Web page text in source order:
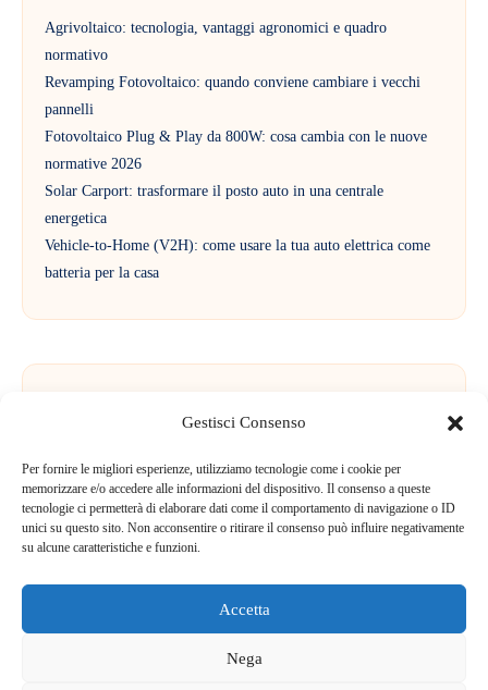
Gestisci Consenso
Per fornire le migliori esperienze, utilizziamo tecnologie come i cookie per
memorizzare e/o accedere alle informazioni del dispositivo. Il consenso a queste
tecnologie ci permetterà di elaborare dati come il comportamento di navigazione o ID
unici su questo sito. Non acconsentire o ritirare il consenso può influire negativamente
su alcune caratteristiche e funzioni.
Accetta
Nega
Agrivoltaico: tecnologia, vantaggi agronomici e quadro
normativo
Revamping Fotovoltaico: quando conviene cambiare i vecchi
pannelli
Fotovoltaico Plug & Play da 800W: cosa cambia con le nuove
normative 2026
Solar Carport: trasformare il posto auto in una centrale
energetica
Vehicle-to-Home (V2H): come usare la tua auto elettrica come
batteria per la casa
Commenti recenti
Nessun commento da mostrare.